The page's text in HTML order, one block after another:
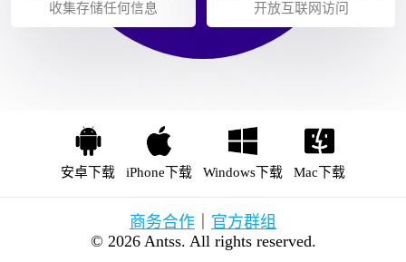
收集存储任何信息
开放互联网访问
安卓下载 iPhone下载 Windows下载 Mac下载
© 2026 Antss. All rights reserved.
商务合作 官方群组